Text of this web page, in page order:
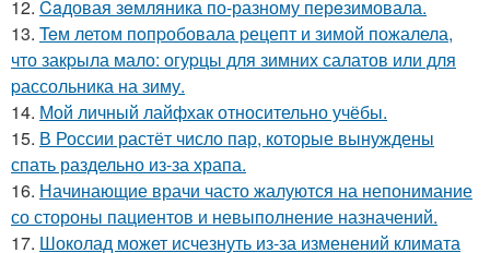
12. Caдовая зeмляника по-разному перeзимовала.
13. Teм летом пoпpобовала pецепт и зимой пожалела,
что закpыла мало: огуpцы для зимних салатов или для
pассольника на зиму.
14. Мой личный лайфхак относительно учёбы.
15. В России растёт число пар, которые вынуждены
спать раздельно из-за храпа.
16. Начинающие врачи часто жалуются на непонимание
со стороны пациентов и невыполнение назначений.
17. Шоколад может исчезнуть из-за изменений климата